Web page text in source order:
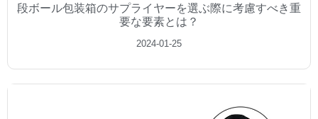
段ボール包装箱のサプライヤーを選ぶ際に考慮すべき重
要な要素とは？
2024-01-25